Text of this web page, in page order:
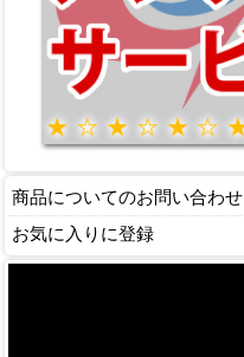
商品についてのお問い合わせ
お気に入りに登録